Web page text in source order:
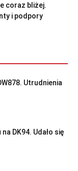
coraz bliżej.
i podpory
Utrudnienia
DK94. Udało się